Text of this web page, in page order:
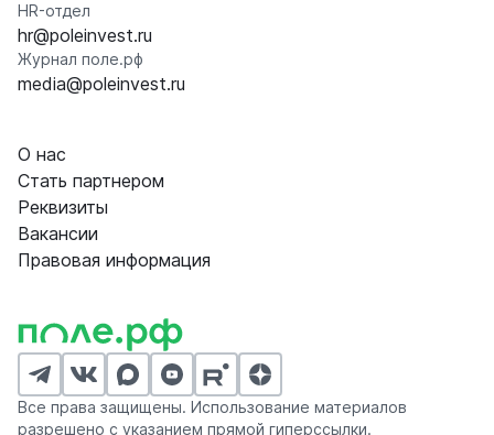
HR-отдел
hr@poleinvest.ru
Журнал поле.рф
media@poleinvest.ru
О нас
Стать партнером
Реквизиты
Вакансии
Правовая информация
Все права защищены. Использование материалов
разрешено с указанием прямой гиперссылки.